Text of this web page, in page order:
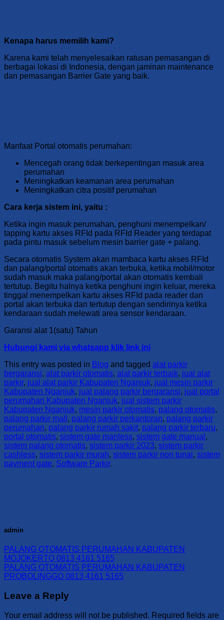
Kenapa harus memilih kami?
Karena kami telah menyelesaikan ratusan pemasangan di
berbagai lokasi di Indonesia, dengan jaminan maintenance
dan pemasangan Barrier Gate yang baik.
Manfaat Portal otomatis perumahan:
Mencegah orang tidak berkepentingan masuk area
perumahan
Meningkatkan keamanan area perumahan
Meningkatkan citra positif perumahan
Cara kerja sistem ini, yaitu :
Ketika ingin masuk perumahan, penghuni menempelkan/
tapping kartu akses RFId pada RFId Reader yang terdapat
pada pintu masuk sebelum mesin barrier gate + palang.
Secara otomatis System akan mambaca kartu akses RFId
dan palang/portal otomatis akan terbuka, ketika mobil/motor
sudah masuk maka palang/portal akan otomatis kembali
tertutup. Begitu halnya ketika penghuni ingin keluar, mereka
tinggal menempelkan kartu akses RFId pada reader dan
portal akan terbuka dan tertutup dengan sendirinya ketika
kendaraan sudah melewati area sensor kendaraan.
Garansi alat 1(satu) Tahun
Hubungi kami via whatsapp klik link ini
This entry was posted in Blog and tagged alat parkir
bergaransi, alat parkir otomatis, alat parkir terbaik, jual alat
parkir, jual alat parkir Kabupaten Nganjuk, jual mesin parkir
Kabupaten Nganjuk, jual palang parkir bergaransi, jual portal
perumahan Kabupaten Nganjuk, jual sistem parkir
Kabupaten Nganjuk, mesin parkir otomatis, palang otomatis,
palang parkir mall , palang parkir perkantoran, palang parkir
perumahan, palang parkir rumah sakit, palang parkir terbaru,
portal otomatis, sistem gate manless, sistem gate manual ,
sistem palang otomatis, sistem parkir 2023, sistem parkir
cashless, sistem parkir murah, sistem parkir non tunai, sistem
payment gate, Software Parkir.
admin
PALANG OTOMATIS PERUMAHAN KABUPATEN
MOJOKERTO 0813 4161 5165
PALANG OTOMATIS PERUMAHAN KABUPATEN
PROBOLINGGO 0813 4161 5165
Leave a Reply
Your email address will not be published. Required fields are